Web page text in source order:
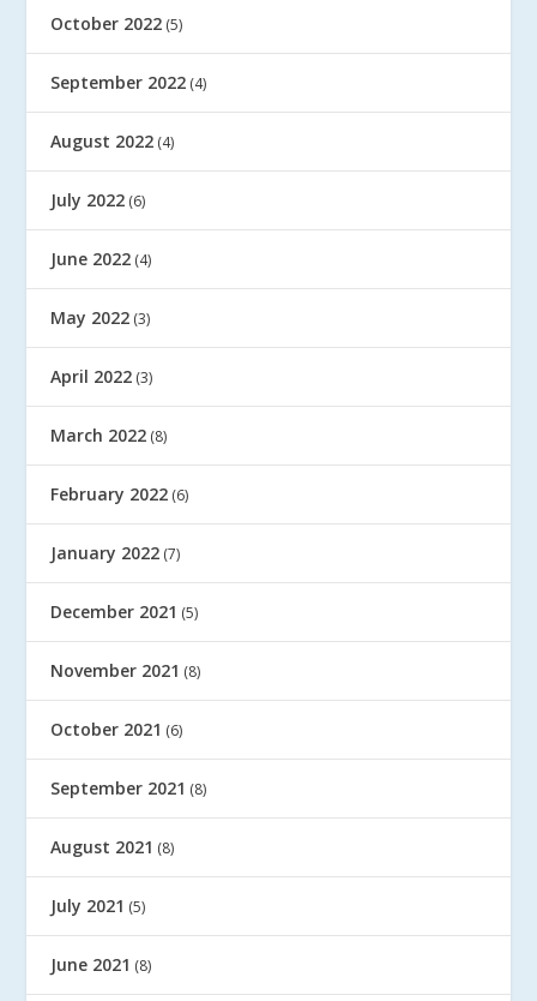
October 2022 (5)
September 2022 (4)
August 2022 (4)
July 2022 (6)
June 2022 (4)
May 2022 (3)
April 2022 (3)
March 2022 (8)
February 2022 (6)
January 2022 (7)
December 2021 (5)
November 2021 (8)
October 2021 (6)
September 2021 (8)
August 2021 (8)
July 2021 (5)
June 2021 (8)